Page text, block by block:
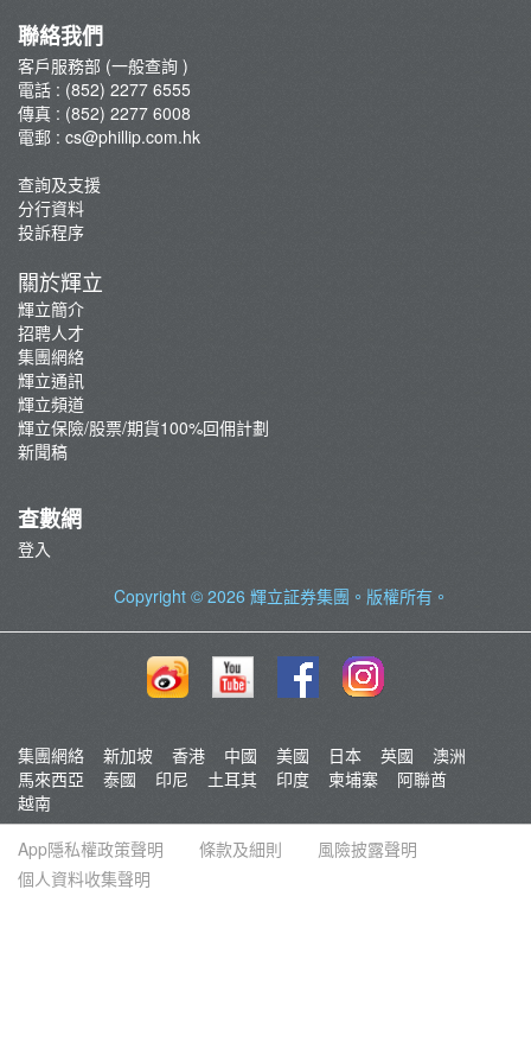
輝立保險/股票/期貨100%回佣計劃
新聞稿
聯絡我們
客戶服務部 (一般查詢 )
電話 : (852) 2277 6555
傳真 : (852) 2277 6008
電郵 : cs@phillip.com.hk
查詢及支援
分行資料
投訴程序
關於輝立
輝立簡介
招聘人才
集團網絡
輝立通訊
輝立頻道
輝立保險/股票/期貨100%回佣計劃
新聞稿
查數網
登入
Copyright © 2026 輝立証券集團 。版權所有。
集團網絡 新加坡 香港 中國 美國 日本 英國
澳洲
馬來西亞
泰國 印尼 土耳其 印度 柬埔寨
阿聯酋
越南
App隱私權政策聲明
條款及細則
風險披露聲明
個人資料收集聲明